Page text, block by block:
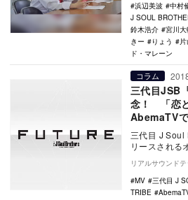
浜辺美波
中村
J SOUL
鈴木浩介
宮川大
きー
りょう 片
ド・マレーン
コラム
三代目JSB
念！ 「恋
AbemaTV
三代目 J Soul
リースされる
『FUTURE
リアルサウンド
MV
三代目 J
TRIBE